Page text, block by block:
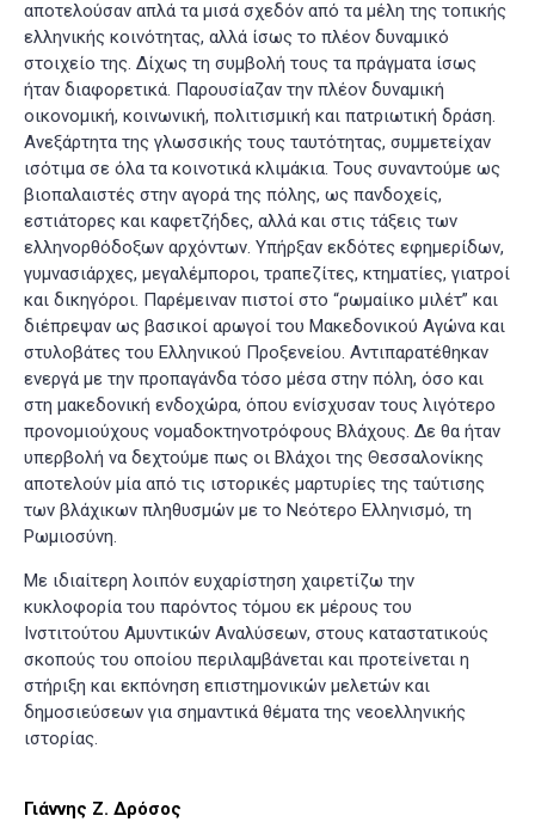
αποτελούσαν απλά τα μισά σχεδόν από τα μέλη της τοπικής
ελληνικής κοινότητας, αλλά ίσως το πλέον δυναμικό
στοιχείο της. Δίχως τη συμβολή τους τα πράγματα ίσως
ήταν διαφορετικά. Παρουσίαζαν την πλέον δυναμική
οικονομική, κοινωνική, πολιτισμική και πατριωτική δράση.
Ανεξάρτητα της γλωσσικής τους ταυτότητας, συμμετείχαν
ισότιμα σε όλα τα κοινοτικά κλιμάκια. Τους συναντούμε ως
βιοπαλαιστές στην αγορά της πόλης, ως πανδοχείς,
εστιάτορες και καφετζήδες, αλλά και στις τάξεις των
ελληνορθόδοξων αρχόντων. Υπήρξαν εκδότες εφημερίδων,
γυμνασιάρχες, μεγαλέμποροι, τραπεζίτες, κτηματίες, γιατροί
και δικηγόροι. Παρέμειναν πιστοί στο “ρωμαίικο μιλέτ” και
διέπρεψαν ως βασικοί αρωγοί του Μακεδονικού Αγώνα και
στυλοβάτες του Ελληνικού Προξενείου. Αντιπαρατέθηκαν
ενεργά με την προπαγάνδα τόσο μέσα στην πόλη, όσο και
στη μακεδονική ενδοχώρα, όπου ενίσχυσαν τους λιγότερο
προνομιούχους νομαδοκτηνοτρόφους Βλάχους. Δε θα ήταν
υπερβολή να δεχτούμε πως οι Βλάχοι της Θεσσαλονίκης
αποτελούν μία από τις ιστορικές μαρτυρίες της ταύτισης
των βλάχικων πληθυσμών με το Νεότερο Ελληνισμό, τη
Ρωμιοσύνη.
Με ιδιαίτερη λοιπόν ευχαρίστηση χαιρετίζω την
κυκλοφορία του παρόντος τόμου εκ μέρους του
Ινστιτούτου Αμυντικών Αναλύσεων, στους καταστατικούς
σκοπούς του οποίου περιλαμβάνεται και προτείνεται η
στήριξη και εκπόνηση επιστημονικών μελετών και
δημοσιεύσεων για σημαντικά θέματα της νεοελληνικής
ιστορίας.
Γιάννης Ζ. Δρόσος